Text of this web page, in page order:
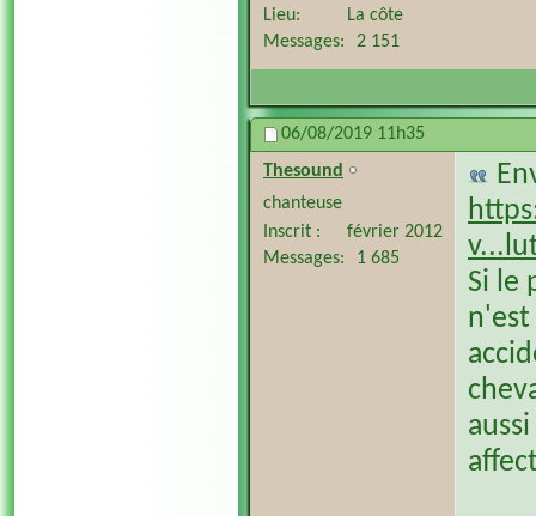
Lieu
La côte
Messages
2 151
06/08/2019 11h35
Thesound
chanteuse
Inscrit
février 2012
Messages
1 685
Si le
n'est